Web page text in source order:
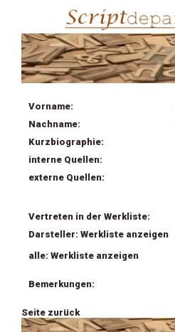
Vorname:
Nachname:
Kurzbiographie:
interne Quellen:
externe Quellen:
Vertreten in der Werkliste:
Darsteller: Werkliste anzeigen
alle: Werkliste anzeigen
Bemerkungen:
Seite zurück